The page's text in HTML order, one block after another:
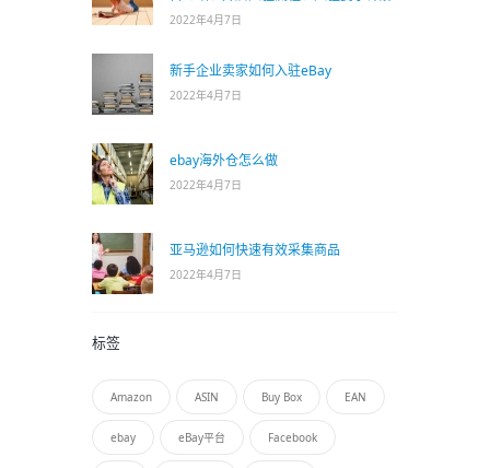
2022年4月7日
新手企业卖家如何入驻eBay
2022年4月7日
ebay海外仓怎么做
2022年4月7日
亚马逊如何快速有效采集商品
2022年4月7日
标签
Amazon ASIN Buy Box EAN
ebay eBay平台 Facebook